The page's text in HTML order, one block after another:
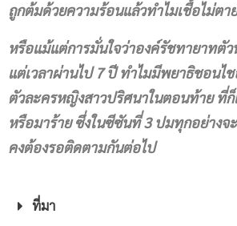
ถูกต้มด้วยความร้อนแล้วทำไมเชื้อไม่ตาย
หรือแม้แต่การมั่นใจว่าองค์รัชทายาทตั
แต่เวลาผ่านไป 7 ปี ทำไมมีพยาธิชอนไ
ตัวละครหญิงสาวปริศนาในตอนท้าย ที่ก็
หรือมาร้าย ซึ่งในซีซันที่ 3 ปมทุกอย่างจ
คงต้องรอติดตามกันต่อไป
ที่มา